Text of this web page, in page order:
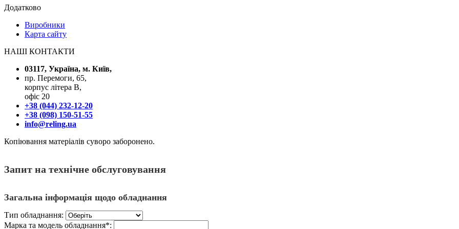
Додатково
Виробники
Карта сайту
НАШІ КОНТАКТИ
03117, Україна, м. Київ,
пр. Перемоги, 65,
корпус літера В,
офіс 20
+38 (044) 232-12-20
+38 (098) 150-51-55
info@reling.ua
Копіювання матеріалів суворо заборонено.
Запит на технічне обслуговування
Загальна інформація щодо обладнання
Тип обладнання:
Марка та модель обладнання*: